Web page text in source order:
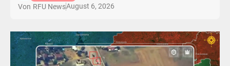
Von RFU NewsAugust 6, 2026